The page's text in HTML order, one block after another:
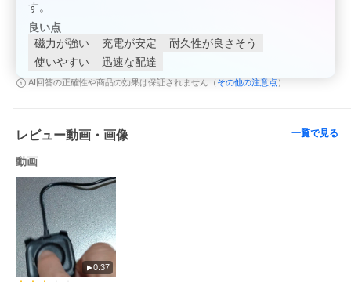
す。
良い点
磁力が強い
充電が安定
耐久性が良さそう
使いやすい
迅速な配達
AI回答の正確性や商品の効果は保証されません（ その他の注意点 ）
レビュー動画・画像 一覧で見る
動画
0:37